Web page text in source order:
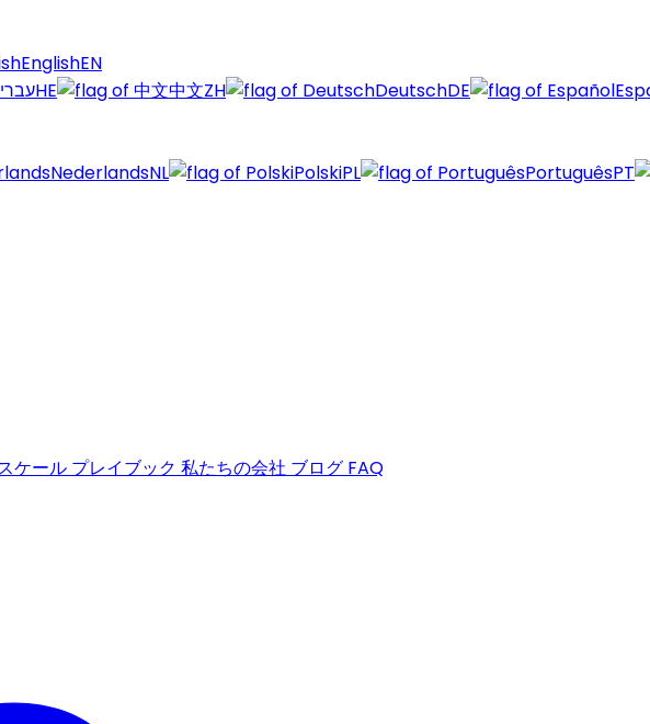
EnglishEN
HE 中文ZH DeutschDE
NederlandsNL PolskiPL PortuguêsPT
ケール プレイブック 私たちの会社 ブログ FAQ